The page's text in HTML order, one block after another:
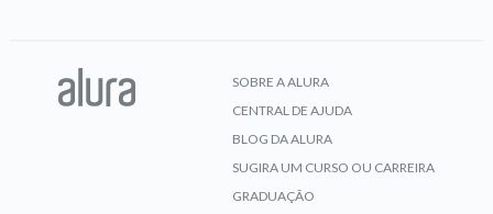
SOBRE A ALURA
CENTRAL DE AJUDA
BLOG DA ALURA
SUGIRA UM CURSO OU CARREIRA
GRADUAÇÃO